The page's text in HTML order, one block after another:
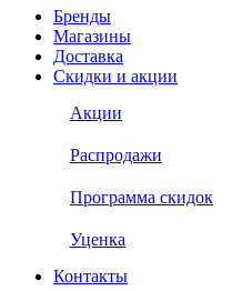
Бренды
Магазины
Доставка
Скидки и акции
Акции
Распродажи
Программа скидок
Уценка
Контакты